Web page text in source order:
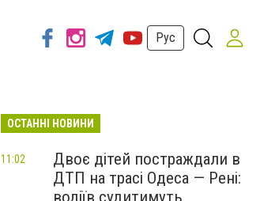
Рус
ОСТАННІ НОВИНИ
Двоє дітей постраждали в
ДТП на трасі Одеса — Рені:
водіїв судитимуть
11:02